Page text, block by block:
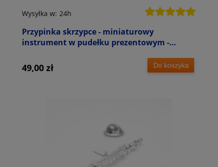
Przypinka skrzypce - miniaturowy
instrument w pudełku prezentowym -
Wysyłka w: 24h
49,00 zł Do koszyka